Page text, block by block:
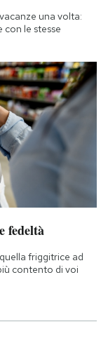
una volta:
con le stesse
fedeltà
friggitrice ad
contento di voi